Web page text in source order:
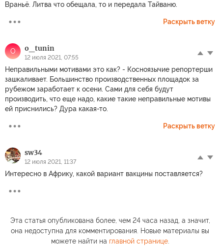
Враньё. Литва что обещала, то и передала Тайваню.
Раскрыть ветку
O o_tunin
12 июля 2021, 07:55
Неправильными мотивами это как? - Косноязычие репортерши
зашкаливает. Большинство производственных площадок за
рубежом заработает к осени. Сами для себя будут
производить, что еще надо, какие такие неправильные мотивы
ей приснились? Дура какая-то.
Раскрыть ветку
sw34
12 июля 2021, 11:37
Интересно в Африку, какой вариант вакцины поставляется?
Эта статья опубликована более, чем 24 часа назад, а значит,
она недоступна для комментирования. Новые материалы вы
можете найти на главной странице.